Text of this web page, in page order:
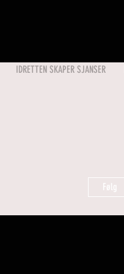
IDRETTEN SKAPER SJANSER
Følg